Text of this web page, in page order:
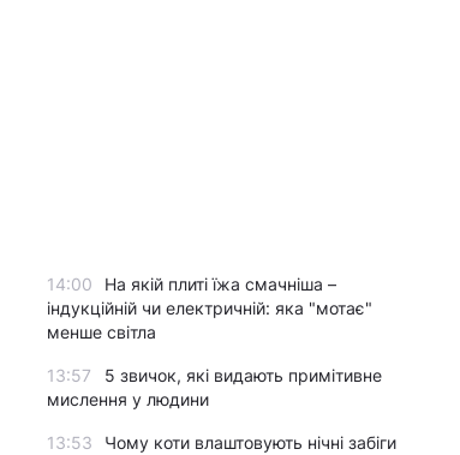
14:00
На якій плиті їжа смачніша –
індукційній чи електричній: яка "мотає"
менше світла
13:57
5 звичок, які видають примітивне
мислення у людини
13:53
Чому коти влаштовують нічні забіги